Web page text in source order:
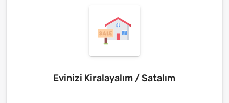
Evinizi Kiralayalım / Satalım